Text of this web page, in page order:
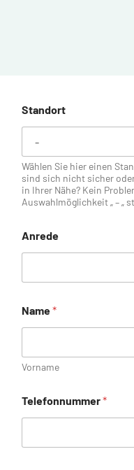
Standort
Wählen Sie hier einen
sind sich nicht sicher
in Ihrer Nähe? Kein
Auswahlmöglichkeit „ – „
Anrede
Name*
Vorname
Telefonnummer*